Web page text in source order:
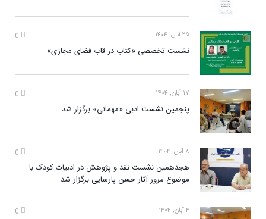
۲۵ آبان, ۱۴۰۴
نشست تخصصی «کتاب در قاب فضای مجازی»
۱۷ آبان, ۱۴۰۴
پنجمین نشست ادبی «مهمانی» برگزار شد
۸ آبان, ۱۴۰۴
هجدهمین نشست نقد و پژوهش در ادبیات کودک با
موضوع مرور آثار حسن پارسایی برگزار شد
۴ آبان, ۱۴۰۴